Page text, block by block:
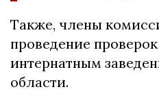
Также, члены
проведение
интернатным
области.